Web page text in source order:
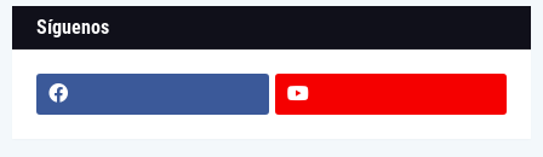
Síguenos